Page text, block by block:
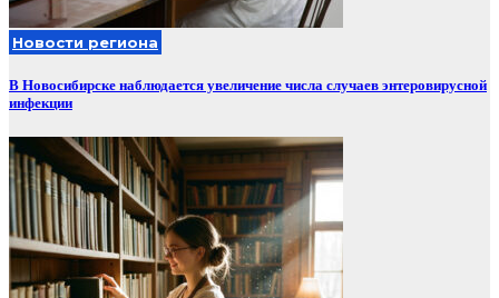
Новости региона
В Новосибирске наблюдается увеличение числа случаев энтеровирусной
инфекции